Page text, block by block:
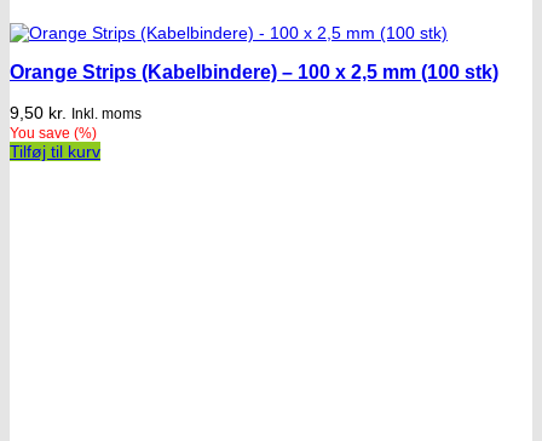
Orange Strips (Kabelbindere) – 100 x 2,5 mm (100 stk)
9,50 kr. Inkl. moms
You save (%)
Tilføj til kurv